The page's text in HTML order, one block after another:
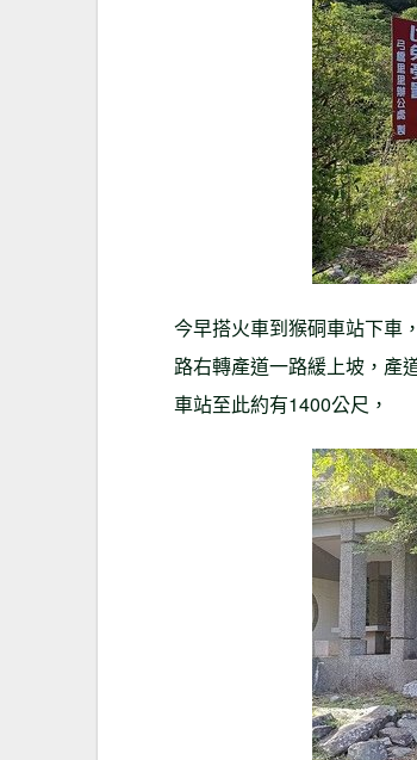
今早搭火車到猴硐車站下車
路右轉產道一路緩上坡，產
車站至此約有1400公尺，